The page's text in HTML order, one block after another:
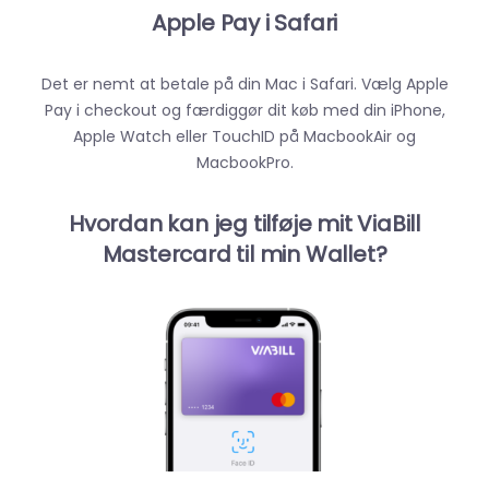
Apple Pay i Safari
Det er nemt at betale på din Mac i Safari. Vælg Apple
Pay i checkout og færdiggør dit køb med din iPhone,
Apple Watch eller TouchID på MacbookAir og
MacbookPro.
Hvordan kan jeg tilføje mit ViaBill
Mastercard til min Wallet?